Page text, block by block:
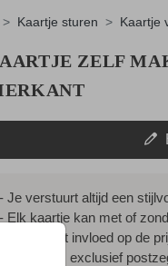
Kaartje sturen Kaartje
ZELF
- Je verstuurt altijd een
- Elk kaartje kan met of
- Folie heeft invloed op de
- De prijs is exclusief